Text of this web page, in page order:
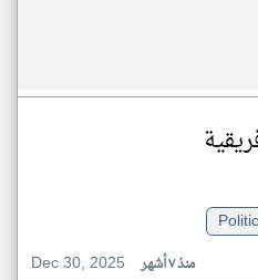
Dec 30, 2025
منذ ٧ أشهر